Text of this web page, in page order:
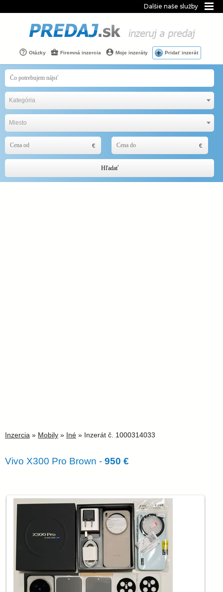
Dalšie naše služby
Otázky Firemná inzercia Moje inzeráty Pridať inzerát
Kategória
Miesto
Hľadať
Inzercia » Mobily » Iné » Inzerát č. 1000314033
Vivo X300 Pro Brown - 950 €